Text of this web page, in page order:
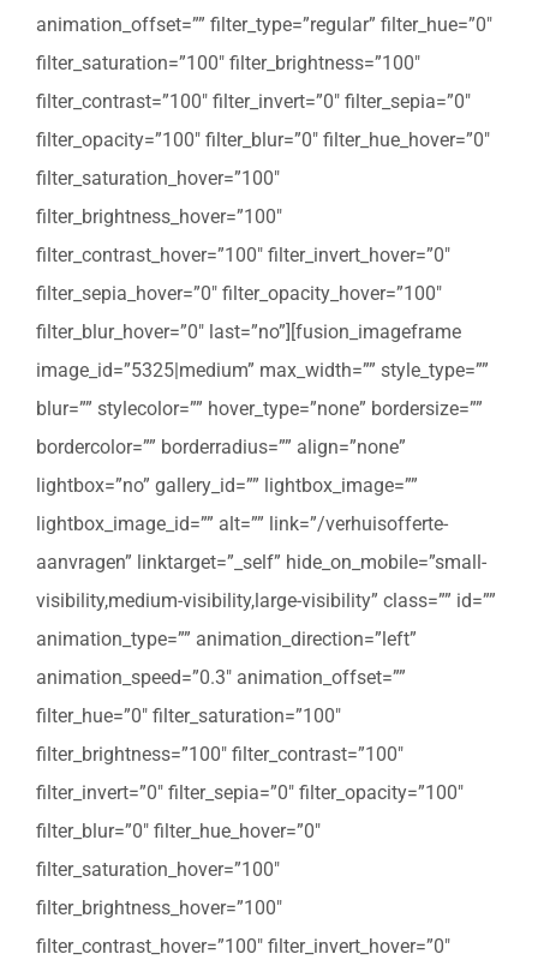
animation_offset=”” filter_type=”regular” filter_hue=”0″
filter_saturation=”100″ filter_brightness=”100″
filter_contrast=”100″ filter_invert=”0″ filter_sepia=”0″
filter_opacity=”100″ filter_blur=”0″ filter_hue_hover=”0″
filter_saturation_hover=”100″
filter_brightness_hover=”100″
filter_contrast_hover=”100″ filter_invert_hover=”0″
filter_sepia_hover=”0″ filter_opacity_hover=”100″
filter_blur_hover=”0″ last=”no”][fusion_imageframe
image_id=”5325|medium” max_width=”” style_type=””
blur=”” stylecolor=”” hover_type=”none” bordersize=””
bordercolor=”” borderradius=”” align=”none”
lightbox=”no” gallery_id=”” lightbox_image=””
lightbox_image_id=”” alt=”” link=”/verhuisofferte-
aanvragen” linktarget=”_self” hide_on_mobile=”small-
visibility,medium-visibility,large-visibility” class=”” id=””
animation_type=”” animation_direction=”left”
animation_speed=”0.3″ animation_offset=””
filter_hue=”0″ filter_saturation=”100″
filter_brightness=”100″ filter_contrast=”100″
filter_invert=”0″ filter_sepia=”0″ filter_opacity=”100″
filter_blur=”0″ filter_hue_hover=”0″
filter_saturation_hover=”100″
filter_brightness_hover=”100″
filter_contrast_hover=”100″ filter_invert_hover=”0″